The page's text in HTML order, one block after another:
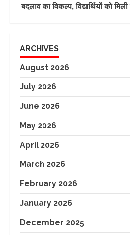
बदलाव का विकल्प, विद्यार्थियों को
ARCHIVES
August 2026
July 2026
June 2026
May 2026
April 2026
March 2026
February 2026
January 2026
December 2025